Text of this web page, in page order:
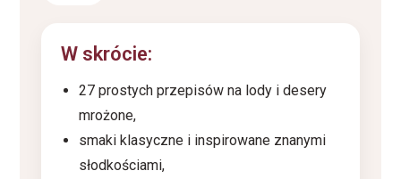
W skrócie:
27 prostych przepisów na lody i desery
mrożone,
smaki klasyczne i inspirowane znanymi
słodkościami,